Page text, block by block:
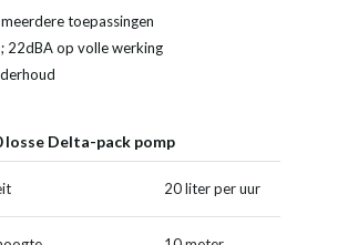
toepassingen
22dBA op volle werking
losse Delta-pack pomp
20 liter per uur